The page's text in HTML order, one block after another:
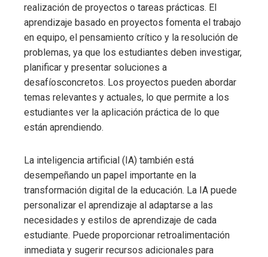
realización de proyectos o tareas prácticas. El
aprendizaje basado en proyectos fomenta el trabajo
en equipo, el pensamiento crítico y la resolución de
problemas, ya que los estudiantes deben investigar,
planificar y presentar soluciones a
desafíosconcretos. Los proyectos pueden abordar
temas relevantes y actuales, lo que permite a los
estudiantes ver la aplicación práctica de lo que
están aprendiendo.
La inteligencia artificial (IA) también está
desempeñando un papel importante en la
transformación digital de la educación. La IA puede
personalizar el aprendizaje al adaptarse a las
necesidades y estilos de aprendizaje de cada
estudiante. Puede proporcionar retroalimentación
inmediata y sugerir recursos adicionales para